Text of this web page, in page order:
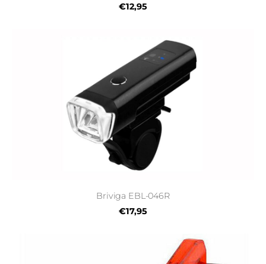
€12,95
Briviga EBL-046R
€17,95